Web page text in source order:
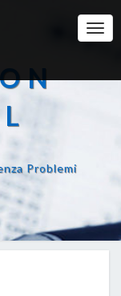
Problemi